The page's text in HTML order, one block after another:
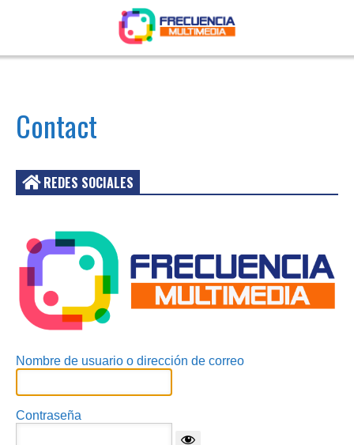
Contact
REDES SOCIALES
Nombre de usuario o dirección de correo
Contraseña